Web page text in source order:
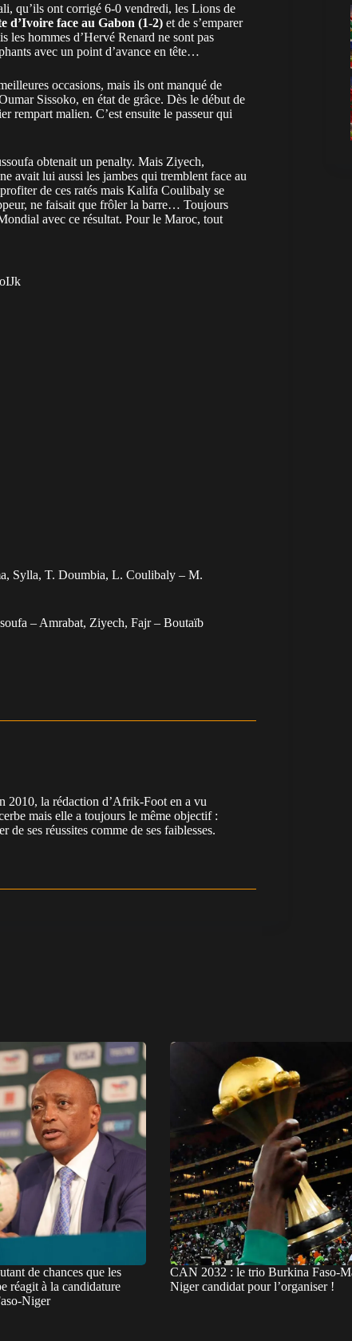
qu’ils ont corrigé 6-0 vendredi, les Lions de
d’Ivoire face au Gabon (1-2) et de s’emparer
hommes d’Hervé Renard ne sont pas
avec un point d’avance en tête…
occasions, mais ils ont manqué de
Sissoko, en état de grâce. Dès le début de
rempart malien. C’est ensuite le passeur qui
obtenait un penalty. Mais Ziyech,
avait lui aussi les jambes qui tremblent face au
de ces ratés mais Kalifa Coulibaly se
ne faisait que frôler la barre… Toujours
avec ce résultat. Pour le Maroc, tout
Sylla, T. Doumbia, L. Coulibaly – M.
– Amrabat, Ziyech, Fajr – Boutaïb
2010, la rédaction d’Afrik-Foot en a vu
mais elle a toujours le même objectif :
ses réussites comme de ses faiblesses.
de chances que les
réagit à la candidature
Niger
CAN 2032 : le trio Burkina Faso-
Niger candidat pour l’organiser !